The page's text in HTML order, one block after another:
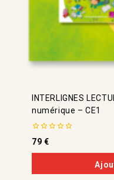
INTERLIGNES
numérique – CE1
0
de
5
79 €